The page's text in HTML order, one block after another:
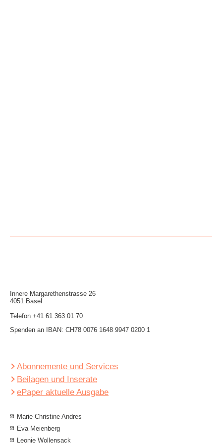
Innere Mar­garethen­strasse 26
4051 Basel
Telefon +41 61 363 01 70
Spenden an IBAN: CH78 0076 1648 9947 0200 1
Abonnemente und Services
Beilagen und Inserate
ePaper aktuelle Ausgabe
Marie-Christine Andres
Eva Meienberg
Leonie Wollensack